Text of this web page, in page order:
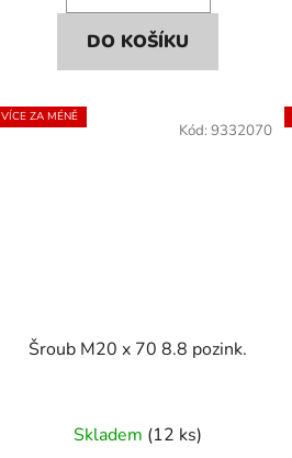
DO KOŠÍKU
VÍCE ZA MÉNĚ
Šroub M20 x 70 8.8 pozink.
Skladem (12 ks)
Kód: 9332070